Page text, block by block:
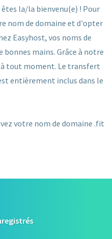
la/la bienvenu(e) ! Pour
nom de domaine et d'opter
Easyhost, vos noms de
mains. Grâce à notre
tout moment. Le transfert
entièrement inclus dans le
votre nom de domaine .fit